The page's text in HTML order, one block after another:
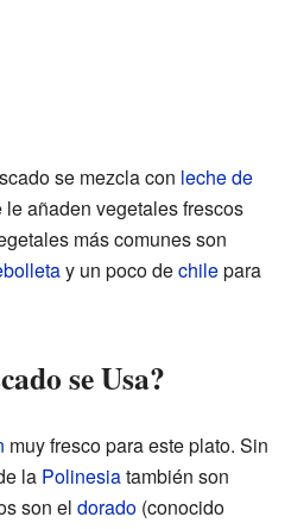
se mezcla con leche de
le añaden vegetales frescos
más comunes son
y un poco dechilepara
se Usa?
muy fresco para este plato. Sin
la Polinesiatambién son
son el dorado (conocido